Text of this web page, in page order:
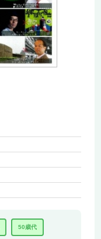
50歳代